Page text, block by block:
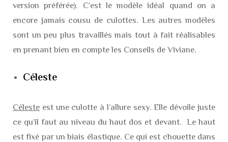
version préférée). C’est le modèle idéal quand on a
encore jamais cousu de culottes. Les autres modèles
sont un peu plus travaillés mais tout à fait réalisables
en prenant bien en compte les Conseils de Viviane.
Céleste
Céleste est une culotte à l’allure sexy. Elle dévoile juste
ce qu’il faut au niveau du haut dos et devant. Le haut
est fixé par un biais élastique. Ce qui est chouette dans